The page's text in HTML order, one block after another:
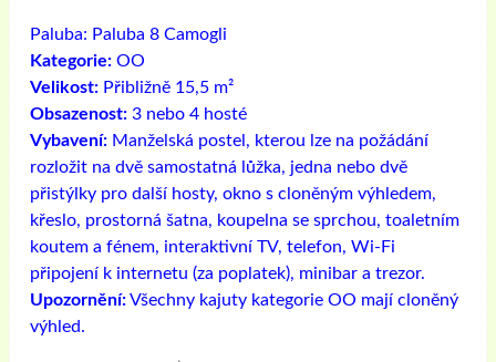
Paluba: Paluba 8 Camogli
Kategorie: OO
Velikost: Přibližně 15,5 m²
Obsazenost: 3 nebo 4 hosté
Vybavení: Manželská postel, kterou lze na požádání
rozložit na dvě samostatná lůžka, jedna nebo dvě
přistýlky pro další hosty, okno s cloněným výhledem,
křeslo, prostorná šatna, koupelna se sprchou, toaletním
koutem a fénem, ​​interaktivní TV, telefon, Wi-Fi
připojení k internetu (za poplatek), minibar a trezor.
Upozornění:Všechny kajuty kategorie OO mají cloněný
výhled.